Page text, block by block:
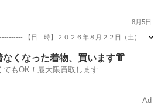
えてください
8月5日
【日 時】２０２６年８月２２日（土
その他 ホラー
なくなった着物、買います👘
てもOK！最大限買取します
Ad